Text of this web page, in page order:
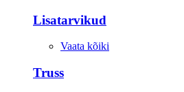
Lisatarvikud
Vaata kõiki
Truss